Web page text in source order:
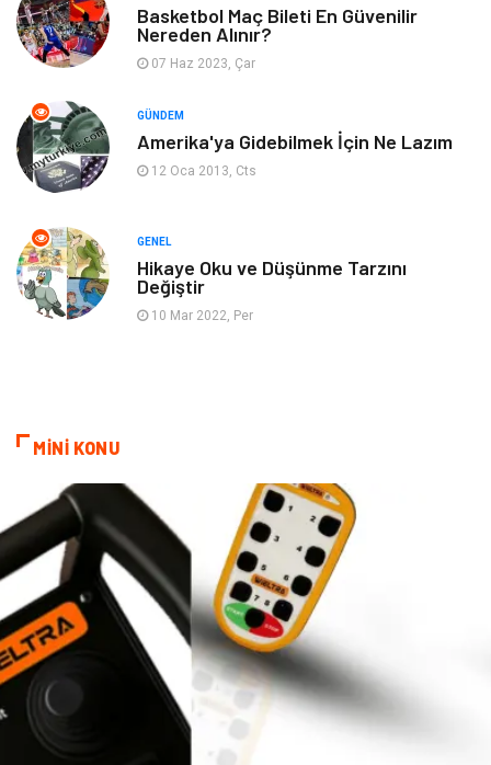
Bebek Giyim Moda
Blogroll
Markalar
Restaurant
Tarih
Basketbol Maç Bileti En Güvenilir
Nereden Alınır?
07 Haz 2023, Çar
GÜNDEM
Amerika'ya Gidebilmek İçin Ne Lazım
12 Oca 2013, Cts
GENEL
Hikaye Oku ve Düşünme Tarzını
Değiştir
10 Mar 2022, Per
MİNİ KONU